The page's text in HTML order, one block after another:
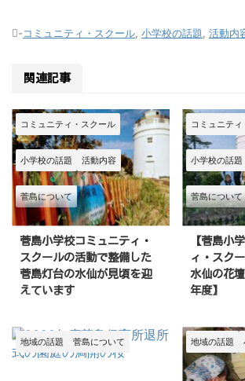
-コミュニティ・スクール 小学校の話題 活動内
関連記事
コミュニティ・スクール
小学校の話題 活動内容
菅島について
菅島小学校コミュニティ・
スクールの活動で整備した
菅島灯台の水仙が見頃を迎
えています
コミュニティ・スクール（学校運
営協議会）の活動の一環として、
菅島小学校の児童が菅島灯台の付
コミュニテ
小学校の話題
菅島について
【菅島小
ィ・スク
水仙の花
年度】
ル（学校運
2019年度よ
舎跡地にき
の花壇を作
地域の話題 菅島について 地域の話題